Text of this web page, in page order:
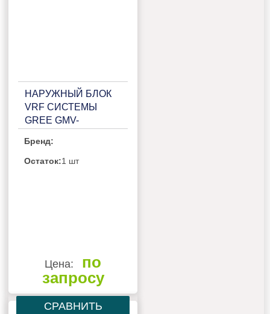
НАРУЖНЫЙ БЛОК
VRF СИСТЕМЫ
GREE GMV-
Бренд:
Остаток:1 шт
Цена:
по
запросу
СРАВНИТЬ